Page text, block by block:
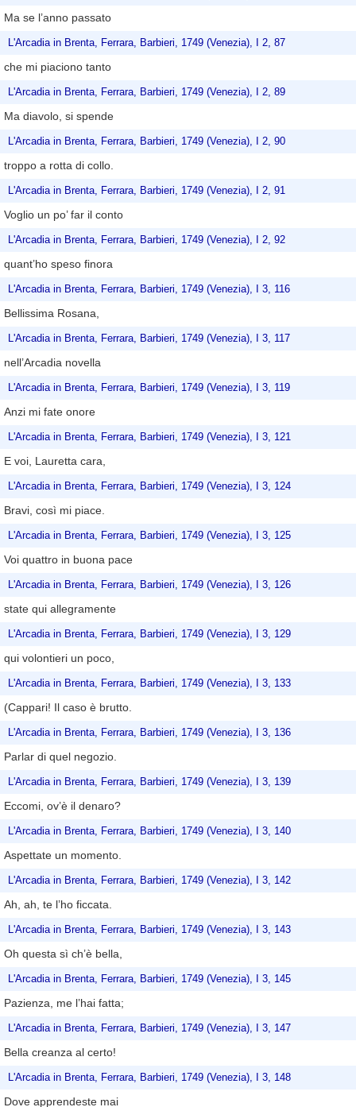
Ma se l’anno passato
L'Arcadia in Brenta, Ferrara, Barbieri, 1749 (Venezia), I 2, 87
che mi piaciono tanto
L'Arcadia in Brenta, Ferrara, Barbieri, 1749 (Venezia), I 2, 89
Ma diavolo, si spende
L'Arcadia in Brenta, Ferrara, Barbieri, 1749 (Venezia), I 2, 90
troppo a rotta di collo.
L'Arcadia in Brenta, Ferrara, Barbieri, 1749 (Venezia), I 2, 91
Voglio un po’ far il conto
L'Arcadia in Brenta, Ferrara, Barbieri, 1749 (Venezia), I 2, 92
quant’ho speso finora
L'Arcadia in Brenta, Ferrara, Barbieri, 1749 (Venezia), I 3, 116
Bellissima Rosana,
L'Arcadia in Brenta, Ferrara, Barbieri, 1749 (Venezia), I 3, 117
nell’Arcadia novella
L'Arcadia in Brenta, Ferrara, Barbieri, 1749 (Venezia), I 3, 119
Anzi mi fate onore
L'Arcadia in Brenta, Ferrara, Barbieri, 1749 (Venezia), I 3, 121
E voi, Lauretta cara,
L'Arcadia in Brenta, Ferrara, Barbieri, 1749 (Venezia), I 3, 124
Bravi, così mi piace.
L'Arcadia in Brenta, Ferrara, Barbieri, 1749 (Venezia), I 3, 125
Voi quattro in buona pace
L'Arcadia in Brenta, Ferrara, Barbieri, 1749 (Venezia), I 3, 126
state qui allegramente
L'Arcadia in Brenta, Ferrara, Barbieri, 1749 (Venezia), I 3, 129
qui volontieri un poco,
L'Arcadia in Brenta, Ferrara, Barbieri, 1749 (Venezia), I 3, 133
(Cappari! Il caso è brutto.
L'Arcadia in Brenta, Ferrara, Barbieri, 1749 (Venezia), I 3, 136
Parlar di quel negozio.
L'Arcadia in Brenta, Ferrara, Barbieri, 1749 (Venezia), I 3, 139
Eccomi, ov’è il denaro?
L'Arcadia in Brenta, Ferrara, Barbieri, 1749 (Venezia), I 3, 140
Aspettate un momento.
L'Arcadia in Brenta, Ferrara, Barbieri, 1749 (Venezia), I 3, 142
Ah, ah, te l’ho ficcata.
L'Arcadia in Brenta, Ferrara, Barbieri, 1749 (Venezia), I 3, 143
Oh questa sì ch’è bella,
L'Arcadia in Brenta, Ferrara, Barbieri, 1749 (Venezia), I 3, 145
Pazienza, me l’hai fatta;
L'Arcadia in Brenta, Ferrara, Barbieri, 1749 (Venezia), I 3, 147
Bella creanza al certo!
L'Arcadia in Brenta, Ferrara, Barbieri, 1749 (Venezia), I 3, 148
Dove apprendeste mai